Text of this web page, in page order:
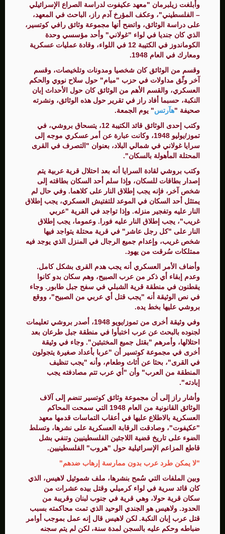
وأبلغت زيلبرمان "معهد عكيفوت لدراسة الصراع الإسرائيلي
– الفلسطيني"، وعكف المؤرخ آدم راز، الباحث في المعهد،
على دراسة الوثائق، واتضح أنها مجموعة وثائق رافي كوتسير،
الذي كان جنديا في لواء "غولاني" وأحد مؤسسي وحدة
الكوماندوز في الكتيبة 12 في اللواء، وقادة عمليات عسكرية
ومعارك في العام 1948.
وقسم من الوثائق كان شخصيا ومدونات وتلخيصات، وقسم
آخر وثّق مداولات في حزب "مبام" حول سلاح نووي والحكم
العسكري، والقسم الأهم من الوثائق كان حول الأحداث إبان
النكبة، حسبما أفاد راز في تقرير حول هذه الوثائق، ونشرته
صحيفة "هآرتس" يوم الجمعة.
وكتب إحدى الوثائق قائد الكتيبة 12، يتسحاق بروشي، في
تموز/يوليو 1948، وكانت عبارة عن أمر عسكري موجه إلى
سرايا غولاني في شمالي البلاد، بعنوان "التصرف في القرى
المحتلة المأهولة بالسكان".
وكتب بروشي لقادة السرايا أنه بعد احتلال قرية عربية يتم
إصدار بطاقات للسكان، وإذا سلم أحد السكان بطاقته إلى
شخص آخر، فإنه يجب إطلاق النار على كلاهما. وفي حال لم
يمتثل أحد السكان في الموعد للتفتيش العسكري، يجب إطلاق
النار عليه وتفجير منزله. وإذا تواجد في القرية "عربي
غريب"، يجب إطلاق النار عليه فورا. وعموما، يجب إطلاق
النار على "كل رجل عاشر" في قرية محتلة يتواجد فيها
شخص غريب، وإعدام جميع الرجال في المنزل الذي يوجد فيه
ممتلكات سُرقت من يهود.
وأضاف الأمر العسكري أنه يجب هدم القرى بشكل كامل.
وعدم إبقاء أي ذكر من عرب الصبيح، وهم سكان بدو كانوا
يقطنون في منطقة قرية الشبلي في سفح جبل طابور. وجاء
في نص الوثيقة أنه "يجب قتل أي عربي من الصبيح"، ووقع
بروشي عليها بخط يده.
وفي وثيقة أخرى من تموز/يويو 1948، أصدر بروشي تعليمات
لجنوده بالبحث عن عرب اختبأوا في منطقة جبل طرعان بعد
احتلالها، وأمرهم "بقتل جميع المختبئين". وجاء في وثيقة
أخرى في مجموعة كوتسير أن "عربا بأعداد صغيرة يتجولون
في القرى"، بحثا عن أثاث وطعام، وأنه "يجب تنظيف
المنطقة من العرب" وأن "أي عرب تتم مصادفته يجب
إبادته".
وأشار راز إلى أن مجموعة وثائق كوتسير تنضم إلى آلاف
الوثائق القانونية من العام 1948 التي سمحت المحاكم
العسكرية بالاطلاع عليها في أعقاب التماسات قدمها معهد
"عكيفوت"، وصادقت الرقابة العسكرية على نشرها، وتسلط
الضوء على تاريخ قضية اللاجئين الفلسطينيين وتنفي بشل
قاطع المزاعم الإسرائيلية حول "هروب" الفلسطينيين.
"لا يمكن طرد عرب بدون ممارسة إرهاب ضدهم"
وبين الملفات التي سُمح بنشرها، ملف شموئيل لاهيس، الذي
كان قائد سرية في لواء كرميلي وقتل بيده عشرات من
سكان قرية حولا، وهي قرية في جنوب لبنان وقريبة من
الحدود. ولاهيس هو الجندي الوحيد الذي تمت محاكمته بسبب
قتل عرب إبان النكبة. لكن لاهيس قال إنه عمل بموجب أوامر
ضباطه وحكم عليه بالسجن لمدة سنة، لكن لم يتم سجنه